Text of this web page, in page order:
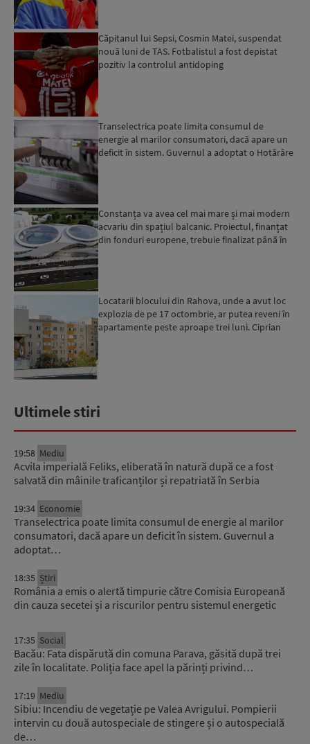
Căpitanul lui Sepsi, Cosmin Matei, suspendat
nouă luni de TAS. Fotbalistul a fost depistat
pozitiv la controlul antidoping
Transelectrica poate limita consumul de
energie al marilor consumatori, dacă apare un
deficit în sistem. Guvernul a adoptat o Hotărâre
Constanța va avea cel mai mare și mai modern
acvariu din spațiul balcanic. Proiectul, finanțat
din fonduri europene, trebuie finalizat până în
Locatarii blocului din Rahova, unde a avut loc
explozia de pe 17 octombrie, ar putea reveni în
apartamente peste aproape trei luni. Ciprian
Ultimele stiri
19:58 Mediu
Acvila imperială Feliks, eliberată în natură după ce a fost
salvată din mâinile traficanților și repatriată în Serbia
19:34 Economie
Transelectrica poate limita consumul de energie al marilor
consumatori, dacă apare un deficit în sistem. Guvernul a
adoptat…
18:35 Știri
România a emis o alertă timpurie către Comisia Europeană
din cauza secetei și a riscurilor pentru sistemul energetic
17:35 Social
Bacău: Fata dispărută din comuna Parava, găsită după trei
zile în localitate. Poliția face apel la părinți privind…
17:19 Mediu
Sibiu: Incendiu de vegetație pe Valea Avrigului. Pompierii
intervin cu două autospeciale de stingere și o autospecială
de…